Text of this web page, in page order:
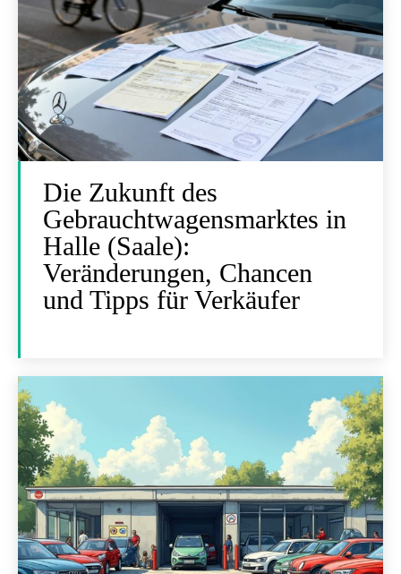
Die Zukunft des
Gebrauchtwagensmarktes in
Halle (Saale):
Veränderungen, Chancen
und Tipps für Verkäufer